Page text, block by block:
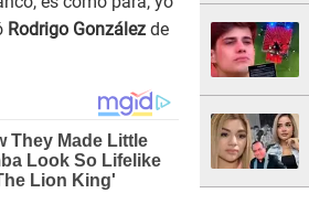
Rodrigo González de